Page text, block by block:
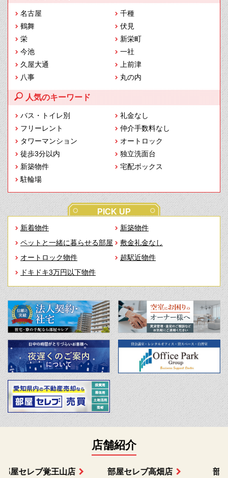
名古屋
千種
鶴舞
伏見
栄
新栄町
今池
一社
久屋大通
上前津
八事
丸の内
人気のキーワード
バス・トイレ別
礼金なし
フリーレント
仲介手数料なし
タワーマンション
オートロック
徒歩3分以内
独立洗面台
新築物件
宅配ボックス
駐輪場
PICK UP
新着物件
新築物件
ペットと一緒に暮らせる部屋
敷金礼金なし
オートロック物件
超駅近物件
ドキドキ3万円以下物件
店舗紹介
部屋セレブ上小田井店 部屋セレブ中村店